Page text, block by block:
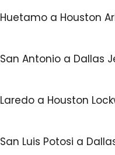
Huetamo a Houston
San Antonio a Dallas
Laredo a Houston
San Luis Potosi a